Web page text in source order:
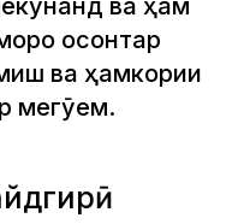
ва ҳам
осонтар
ва ҳамкории
мегӯем.